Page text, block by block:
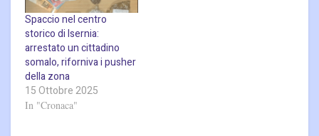
Spaccio nel centro
storico di Isernia:
arrestato un cittadino
somalo, riforniva i pusher
della zona
15 Ottobre 2025
In "Cronaca"